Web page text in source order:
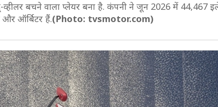
व्हीलर बचने वाला प्लेयर बना है. कंपनी ने जून 2026 में 44,467
ऑर्बिटर हैं.(Photo: tvsmotor.com)